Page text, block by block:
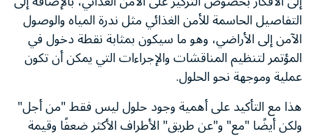
التفاصيل الحاسمة للأمن الغذائي مثل ندرة المياه والوصول
الآمن إلى الأراضي، وهو ما سيكون بمثابة نقطة دخول في
المؤتمر لتنظيم المناقشات والإجراءات التي يمكن أن تكون
عملية وموجهة نحو الحلول.
هذا مع التأكيد على أهمية وجود حلول ليس فقط "من أجل"
ولكن أيضًا "مع" و"عن طريق" الأطراف الأكثر ضعفًا وقيمة